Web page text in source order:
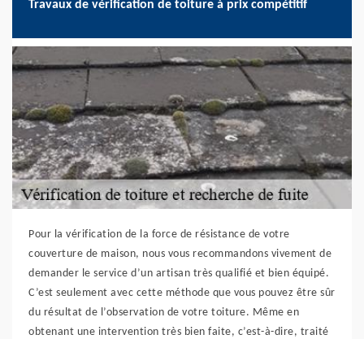
Travaux de vérification de toiture à prix compétitif
Pour la vérification de la force de résistance de votre
couverture de maison, nous vous recommandons vivement de
demander le service d’un artisan très qualifié et bien équipé.
C’est seulement avec cette méthode que vous pouvez être sûr
du résultat de l’observation de votre toiture. Même en
obtenant une intervention très bien faite, c’est-à-dire, traité